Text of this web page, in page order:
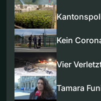
Kein
Vier
Tamara